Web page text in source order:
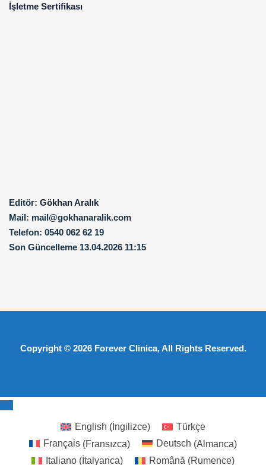
İşletme Sertifikası
Editör: Gökhan Aralık
Mail: mail@gokhanaralik.com
Telefon: 0540 062 62 19
Son Güncelleme 13.04.2026 11:15
Copyright © 2026 Forever Clinica, All Rights Reserved.
English ( İngilizce)
Türkçe
Français (Fransızca) Deutsch (Almanca)
Italiano ( İtalyanca) Română (Rumence)